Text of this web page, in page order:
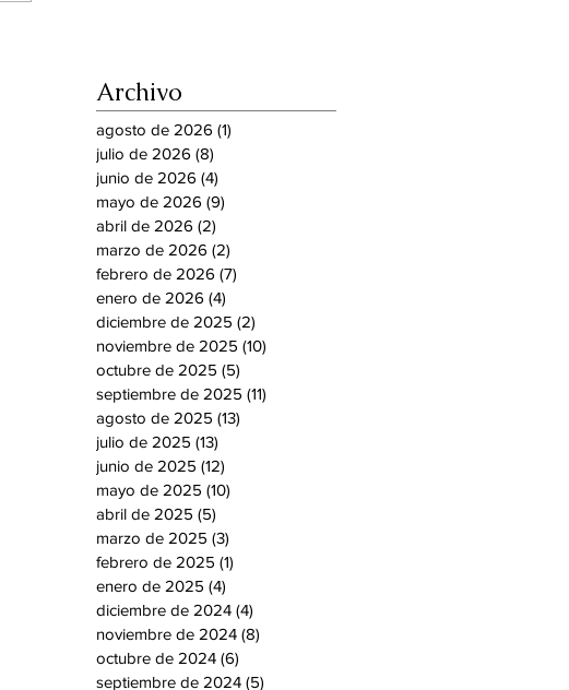
Archivo
agosto de 2026 (1)
julio de 2026 (8)
junio de 2026 (4)
mayo de 2026 (9)
abril de 2026 (2)
marzo de 2026 (2)
febrero de 2026 (7)
enero de 2026 (4)
diciembre de 2025 (2)
noviembre de 2025 (10)
octubre de 2025 (5)
septiembre de 2025 (11)
agosto de 2025 (13)
julio de 2025 (13)
junio de 2025 (12)
mayo de 2025 (10)
abril de 2025 (5)
marzo de 2025 (3)
febrero de 2025 (1)
enero de 2025 (4)
diciembre de 2024 (4)
noviembre de 2024 (8)
octubre de 2024 (6)
septiembre de 2024 (5)